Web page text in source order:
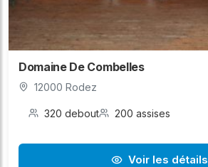
Domaine De Combelles
12000 Rodez
320 debout 200 assises
Voir les détails